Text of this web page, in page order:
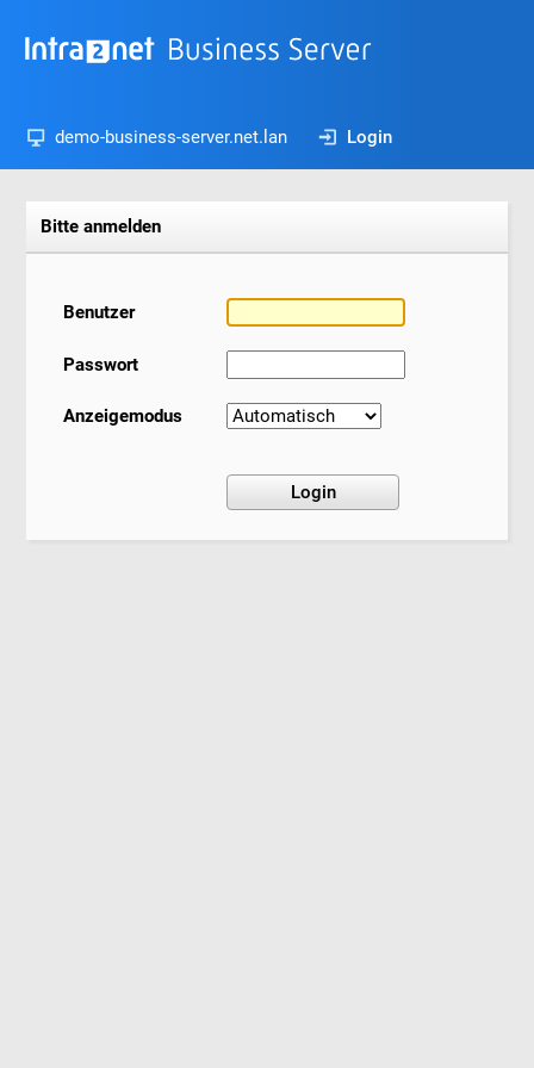
demo-business-server.net.lan Login
Bitte anmelden
Benutzer
Passwort
Anzeigemodus